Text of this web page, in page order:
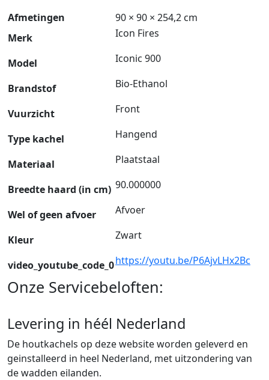
Afmetingen
90 × 90 × 254,2 cm
Merk
Icon Fires
Model Iconic 900
Brandstof Bio-Ethanol
Vuurzicht Front
Type kachel Hangend
Materiaal Plaatstaal
Breedte haard (in cm) 90.000000
Wel of geen afvoer Afvoer
Kleur Zwart
video_youtube_code_0https://youtu.be/P6AjvLHx2Bc
Onze Servicebeloften:
Levering in héél Nederland
De houtkachels op deze website worden geleverd en
geinstalleerd in heel Nederland, met uitzondering van
de wadden eilanden.